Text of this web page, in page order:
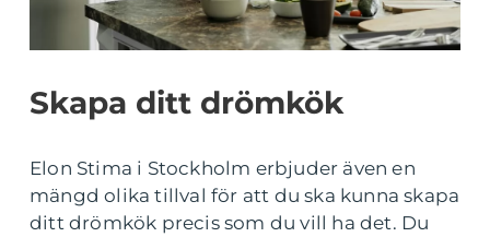
Skapa ditt drömkök
Elon Stima i Stockholm erbjuder även en
mängd olika tillval för att du ska kunna skapa
ditt drömkök precis som du vill ha det. Du